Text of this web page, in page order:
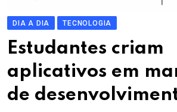
DIA A DIA TECNOLOGIA
Estudantes criam
aplicativos em
de